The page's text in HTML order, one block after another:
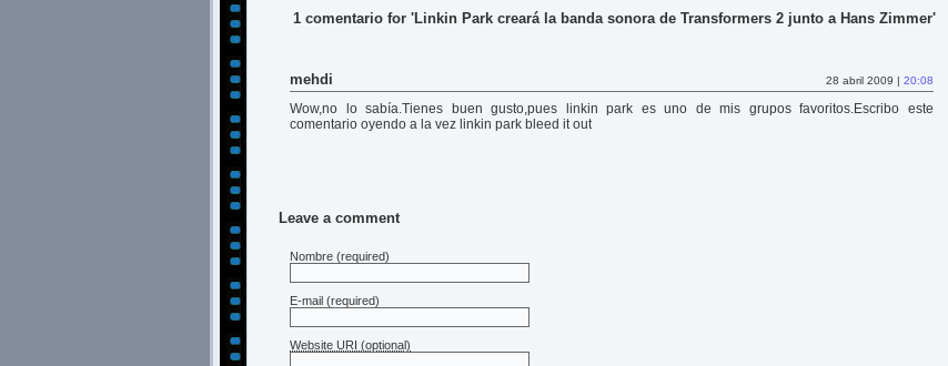
1 comentario for 'Linkin Park creará la banda sonora de Transformers 2 junto a Hans Zimmer'
mehdi 28 abril 2009 | 20:08
Wow,no lo sabía.Tienes buen gusto,pues linkin park es uno de mis grupos favoritos.Escribo este
comentario oyendo a la vez linkin park bleed it out
Leave a comment
Nombre (required)
E-mail (required)
Website URI (optional)